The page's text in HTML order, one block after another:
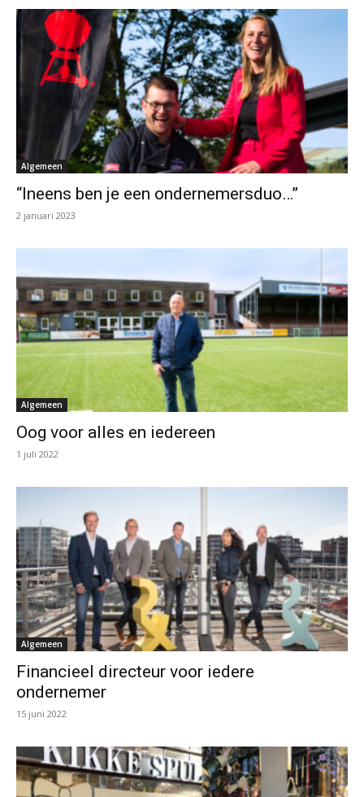
Algemeen
“Ineens ben je een ondernemersduo…”
2 januari 2023
Algemeen
Oog voor alles en iedereen
1 juli 2022
Algemeen
Financieel directeur voor iedere
ondernemer
15 juni 2022